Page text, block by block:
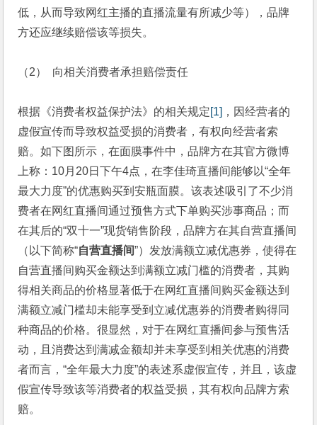
低，从而导致网红主播的直播流量有所减少等），品牌
方还应继续赔偿该等损失。
（2） 向相关消费者承担赔偿责任
根据《消费者权益保护法》的相关规定[1] ，因经营者的
虚假宣传而导致权益受损的消费者，有权向经营者索
赔。如下图所示，在面膜事件中，品牌方在其官方微博
上称：10月20日下午4点，在李佳琦直播间能够以“全年
最大力度”的优惠购买到安瓶面膜。该表述吸引了不少消
费者在网红直播间通过预售方式下单购买涉事商品；而
在其后的“双十一”现货销售阶段，品牌方在其自营直播间
（以下简称“自营直播间”）发放满额立减优惠券，使得在
自营直播间购买金额达到满额立减门槛的消费者，其购
得相关商品的价格显著低于在网红直播间购买金额达到
满额立减门槛却未能享受到立减优惠券的消费者购得同
种商品的价格。很显然，对于在网红直播间参与预售活
动，且消费达到满减金额却并未享受到相关优惠的消费
者而言，“全年最大力度”的表述系虚假宣传，并且，该虚
假宣传导致该等消费者的权益受损，其有权向品牌方索
赔。